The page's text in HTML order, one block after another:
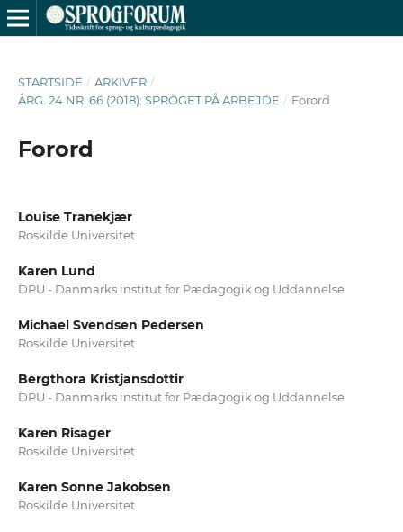
STARTSIDE / ARKIVER /
ÅRG. 24 NR. 66 (2018): SPROGET PÅ ARBEJDE / Forord
Forord
Louise Tranekjær
Roskilde Universitet
Karen Lund
DPU - Danmarks institut for Pædagogik og Uddannelse
Michael Svendsen Pedersen
Roskilde Universitet
Bergthora Kristjansdottir
DPU - Danmarks institut for Pædagogik og Uddannelse
Karen Risager
Roskilde Universitet
Karen Sonne Jakobsen
Roskilde Universitet